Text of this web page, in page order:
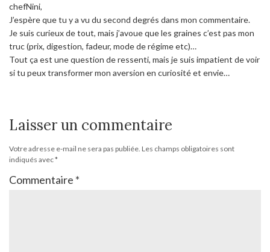
chefNini,
J’espère que tu y a vu du second degrés dans mon commentaire.
Je suis curieux de tout, mais j’avoue que les graines c’est pas mon
truc (prix, digestion, fadeur, mode de régime etc)…
Tout ça est une question de ressenti, mais je suis impatient de voir
si tu peux transformer mon aversion en curiosité et envie…
Laisser un commentaire
Votre adresse e-mail ne sera pas publiée. Les champs obligatoires sont
indiqués avec*
Commentaire *